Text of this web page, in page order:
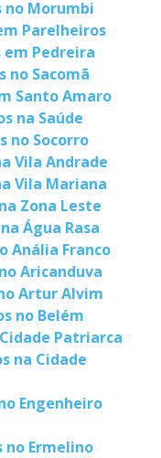
no Morumbi
Parelheiros
em Pedreira
no Sacomã
Santo Amaro
na Saúde
no Socorro
Vila Andrade
Vila Mariana
Zona Leste
Água Rasa
Anália Franco
Aricanduva
Artur Alvim
no Belém
Patriarca
na Cidade
Engenheiro
no Ermelino